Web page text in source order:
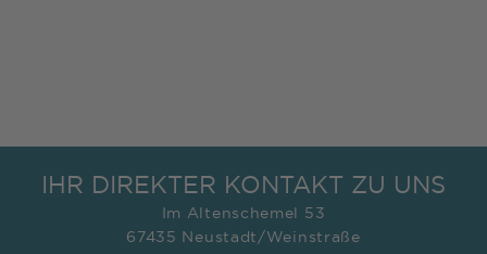
IHR DIREKTER KONTAKT ZU UNS
Im Altenschemel 53
67435 Neustadt/Weinstraße